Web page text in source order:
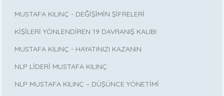
MUSTAFA KILINÇ - DEĞİŞİMİN ŞİFRELERİ
KİŞİLERİ YÖNLENDİREN 19 DAVRANIŞ KALIBI
MUSTAFA KILINÇ - HAYATINIZI KAZANIN
NLP LİDERİ MUSTAFA KILINÇ
NLP MUSTAFA KILINÇ – DÜŞÜNCE YÖNETİMİ